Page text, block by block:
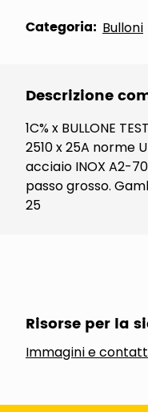
Categoria: Bulloni
Descrizione
1C% x BULLONE
2510 x 25A norme
acciaio INOX A2-
passo grosso.
25
Risorse per la
Immagini e